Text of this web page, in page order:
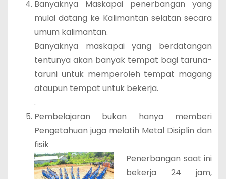
Banyaknya Maskapai penerbangan yang
mulai datang ke Kalimantan selatan secara
umum kalimantan.
Banyaknya maskapai yang berdatangan
tentunya akan banyak tempat bagi taruna-
taruni untuk memperoleh tempat magang
ataupun tempat untuk bekerja.
.
Pembelajaran bukan hanya memberi
Pengetahuan juga melatih Metal Disiplin dan
fisik
Penerbangan saat ini
bekerja 24 jam,